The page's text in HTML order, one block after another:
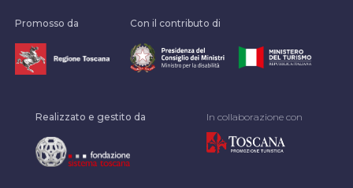
Promosso da Con il contributo di
Realizzato e gestito da In collaborazione con